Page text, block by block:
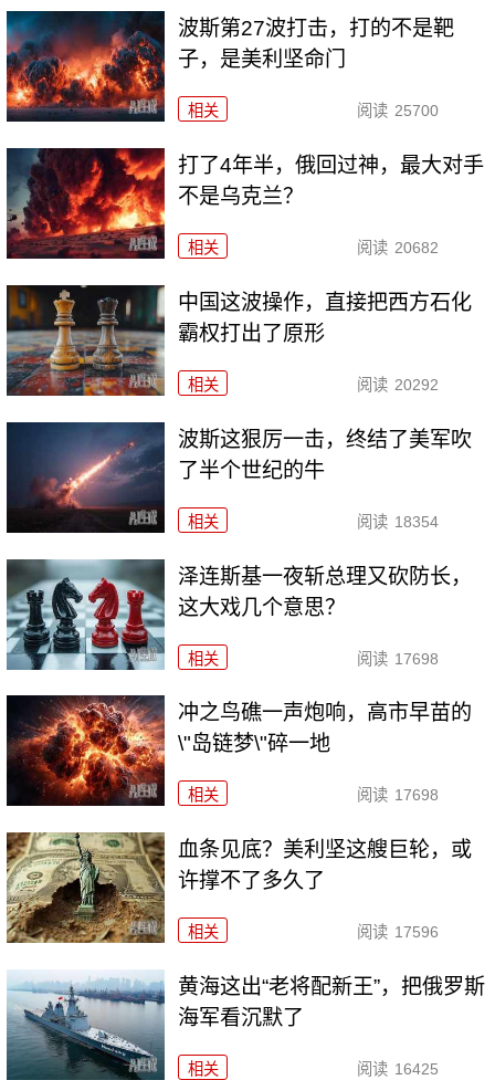
波斯第27波打击，打的不是靶
子，是美利坚命门
相关 阅读 25700
打了4年半，俄回过神，最大对手
不是乌克兰？
相关 阅读 20682
中国这波操作，直接把西方石化
霸权打出了原形
相关 阅读 20292
波斯这狠厉一击，终结了美军吹
了半个世纪的牛
相关 阅读 18354
泽连斯基一夜斩总理又砍防长，
这大戏几个意思？
相关 阅读 17698
冲之鸟礁一声炮响，高市早苗的
\"岛链梦\"碎一地
相关 阅读 17698
血条见底？美利坚这艘巨轮，或
许撑不了多久了
相关 阅读 17596
黄海这出“老将配新王”，把俄罗斯
海军看沉默了
相关 阅读 16425